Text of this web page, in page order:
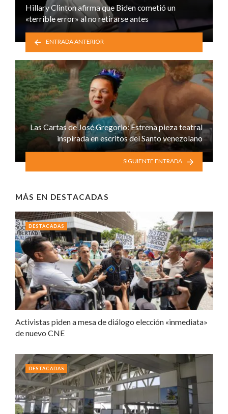
Hillary Clinton afirma que Biden cometió un
«terrible error» al no retirarse antes
ENTRADA ANTERIOR
Las Cartas de José Gregorio: Estrena pieza teatral
inspirada en escritos del Santo venezolano
SIGUIENTE ENTRADA
MÁS EN DESTACADAS
Activistas piden a mesa de diálogo elección «inmediata»
de nuevo CNE
DESTACADAS
DESTACADAS